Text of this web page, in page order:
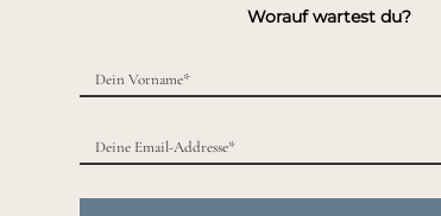
Worauf wartest du?